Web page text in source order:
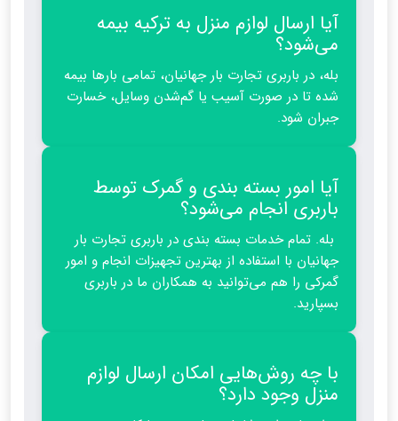
آیا ارسال لوازم منزل به ترکیه بیمه
می‌شود؟
بله، در باربری تجارت بار جهانیان، تمامی بارها بیمه
شده تا در صورت آسیب یا گم‌شدن وسایل، خسارت
جبران شود.
آیا امور بسته بندی و گمرک توسط
باربری انجام می‌شود؟
بله. تمام خدمات بسته بندی در باربری تجارت بار
جهانیان با استفاده از بهترین تجهیزات انجام و امور
گمرکی را هم می‌توانید به همکاران ما در باربری
بسپارید.
با چه روش‌هایی امکان ارسال لوازم
منزل وجود دارد؟